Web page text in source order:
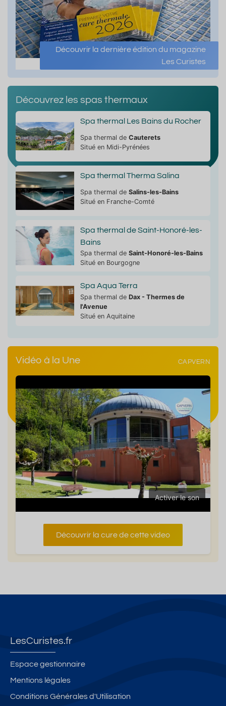
Découvrir la dernière édition du magazine
Les Curistes
Découvrez les spas thermaux
Spa thermal Les Bains du Rocher
Spa thermal de Cauterets
Situé en Midi-Pyrénées
Spa thermal Therma Salina
Spa thermal de Salins-les-Bains
Situé en Franche-Comté
Spa thermal de Saint-Honoré-les-
Bains
Spa thermal de Saint-Honoré-les-Bains
Situé en Bourgogne
Spa Aqua Terra
Spa thermal de Dax - Thermes de
l'Avenue
Situé en Aquitaine
Vidéo à la Une CAPVERN
Activer le son
Découvrir la cure de cette video
LesCuristes.fr
Espace gestionnaire
Mentions légales
Conditions Générales d'Utilisation